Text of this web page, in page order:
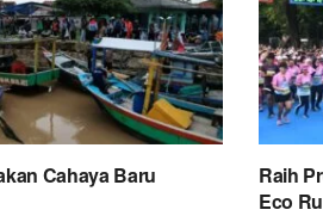
Cahaya Baru
Raih
Eco